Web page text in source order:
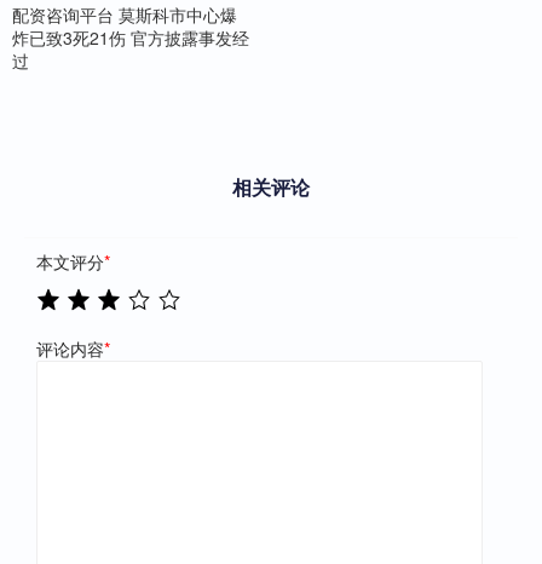
配资咨询平台 莫斯科市中心爆
炸已致3死21伤 官方披露事发经
过
相关评论
本文评分*
评论内容*